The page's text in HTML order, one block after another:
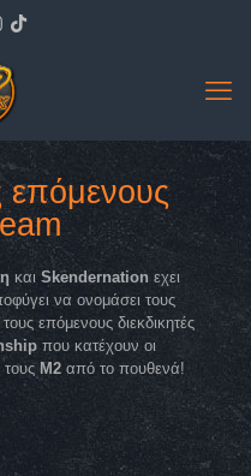
επόμενους
και Skendernationεχει
να ονομάσει τους
επόμενους διεκδικητές
που κατέχουν οι
τους Μ2από το πουθενά!